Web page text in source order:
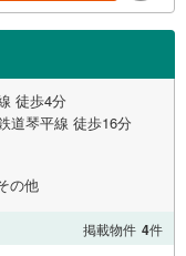
徒歩4分
道琴平線 徒歩16分
の他
掲載物件 4件